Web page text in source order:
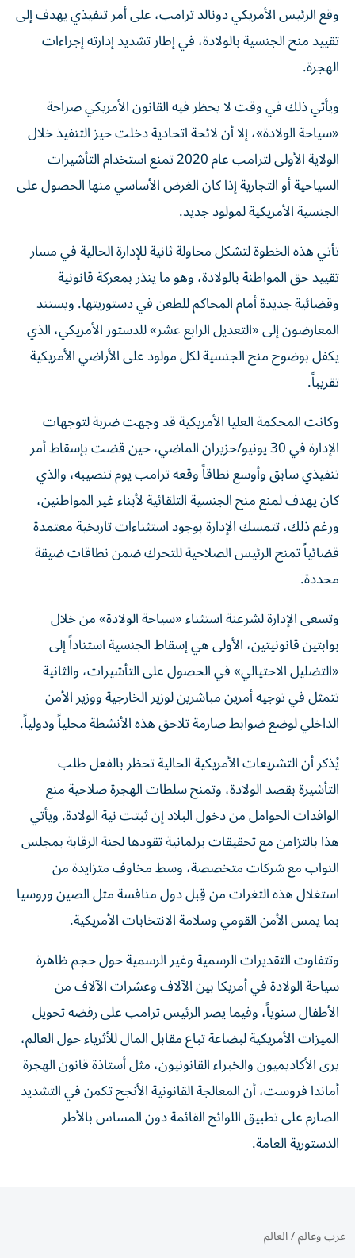
وقع الرئيس الأمريكي دونالد ترامب، على أمر تنفيذي يهدف إلى
تقييد منح الجنسية بالولادة، في إطار تشديد إدارته إجراءات
الهجرة.
ويأتي ذلك في وقت لا يحظر فيه القانون الأمريكي صراحة
«سياحة الولادة»، إلا أن لائحة اتحادية دخلت حيز التنفيذ خلال
الولاية الأولى لترامب عام 2020 تمنع استخدام التأشيرات
السياحية أو التجارية إذا كان الغرض الأساسي منها الحصول على
الجنسية الأمريكية لمولود جديد.
تأتي هذه الخطوة لتشكل محاولة ثانية للإدارة الحالية في مسار
تقييد حق المواطنة بالولادة، وهو ما ينذر بمعركة قانونية
وقضائية جديدة أمام المحاكم للطعن في دستوريتها. ويستند
المعارضون إلى «التعديل الرابع عشر» للدستور الأمريكي، الذي
يكفل بوضوح منح الجنسية لكل مولود على الأراضي الأمريكية
تقريباً.
وكانت المحكمة العليا الأمريكية قد وجهت ضربة لتوجهات
الإدارة في 30 يونيو/حزيران الماضي، حين قضت بإسقاط أمر
تنفيذي سابق وأوسع نطاقاً وقعه ترامب يوم تنصيبه، والذي
كان يهدف لمنع منح الجنسية التلقائية لأبناء غير المواطنين،
ورغم ذلك، تتمسك الإدارة بوجود استثناءات تاريخية معتمدة
قضائياً تمنح الرئيس الصلاحية للتحرك ضمن نطاقات ضيقة
محددة.
وتسعى الإدارة لشرعنة استثناء «سياحة الولادة» من خلال
بوابتين قانونيتين، الأولى هي إسقاط الجنسية استناداً إلى
«التضليل الاحتيالي» في الحصول على التأشيرات، والثانية
تتمثل في توجيه أمرين مباشرين لوزير الخارجية ووزير الأمن
الداخلي لوضع ضوابط صارمة تلاحق هذه الأنشطة محلياً ودولياً.
يُذكر أن التشريعات الأمريكية الحالية تحظر بالفعل طلب
التأشيرة بقصد الولادة، وتمنح سلطات الهجرة صلاحية منع
الوافدات الحوامل من دخول البلاد إن ثبتت نية الولادة. ويأتي
هذا بالتزامن مع تحقيقات برلمانية تقودها لجنة الرقابة بمجلس
النواب مع شركات متخصصة، وسط مخاوف متزايدة من
استغلال هذه الثغرات من قِبل دول منافسة مثل الصين وروسيا
بما يمس الأمن القومي وسلامة الانتخابات الأمريكية.
وتتفاوت التقديرات الرسمية وغير الرسمية حول حجم ظاهرة
سياحة الولادة في أمريكا بين الآلاف وعشرات الآلاف من
الأطفال سنوياً، وفيما يصر الرئيس ترامب على رفضه تحويل
الميزات الأمريكية لبضاعة تباع مقابل المال للأثرياء حول العالم،
يرى الأكاديميون والخبراء القانونيون، مثل أستاذة قانون الهجرة
أماندا فروست، أن المعالجة القانونية الأنجح تكمن في التشديد
الصارم على تطبيق اللوائح القائمة دون المساس بالأطر
الدستورية العامة.
عرب وعالم/العالم